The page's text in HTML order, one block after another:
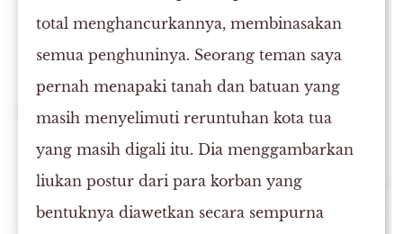
total menghancurkannya, membinasakan
semua penghuninya. Seorang teman saya
pernah menapaki tanah dan batuan yang
masih menyelimuti reruntuhan kota tua
yang masih digali itu. Dia menggambarkan
liukan postur dari para korban yang
bentuknya diawetkan secara sempurna